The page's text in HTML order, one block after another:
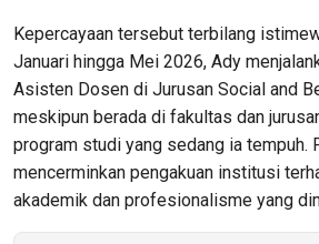
Kepercayaan tersebut terbilang
Januari hingga Mei 2026, Ady
Asisten Dosen di Jurusan Social and
meskipun berada di fakultas dan
program studi yang sedang ia tempuh.
mencerminkan pengakuan institusi
akademik dan profesionalisme yang